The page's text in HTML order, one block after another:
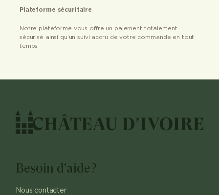
Plateforme sécuritaire
Notre plateforme vous offre un paiement totalement
sécurisé ainsi qu’un suivi accru de votre commande en tout
temps
Besoin d'aide?
Nous contacter